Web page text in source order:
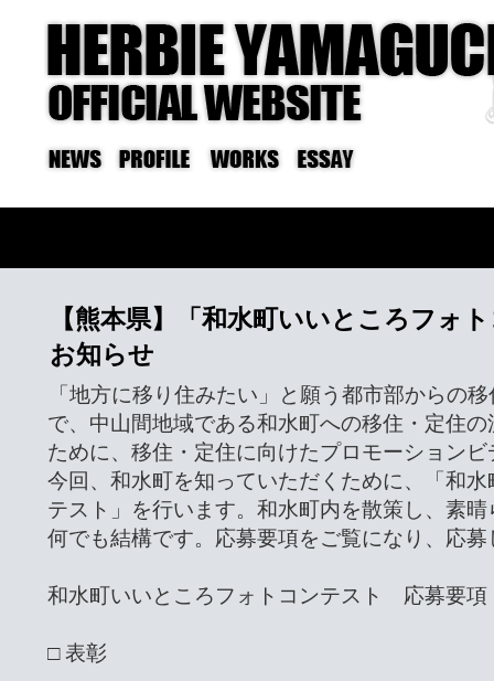
【熊本県】「和水町いいところフォ
お知らせ
「地方に移り住みたい」と願う都市部からの
で、中山間地域である和水町への移住・定住
ために、移住・定住に向けたプロモーション
今回、和水町を知っていただくために、「和
テスト」を行います。和水町内を散策し、素
何でも結構です。応募要項をご覧になり、応
和水町いいところフォトコンテスト 応募要項
□ 表彰